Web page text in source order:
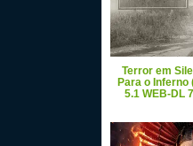
Terror em
Para o Inferno
5.1 WEB-DL